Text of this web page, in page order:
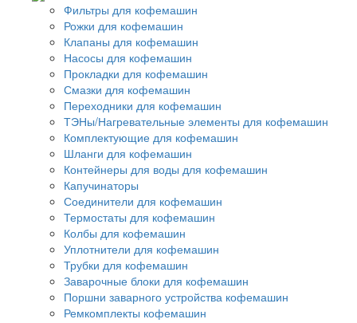
Фильтры для кофемашин
Рожки для кофемашин
Клапаны для кофемашин
Насосы для кофемашин
Прокладки для кофемашин
Смазки для кофемашин
Переходники для кофемашин
ТЭНы/Нагревательные элементы для кофемашин
Комплектующие для кофемашин
Шланги для кофемашин
Контейнеры для воды для кофемашин
Капучинаторы
Соединители для кофемашин
Термостаты для кофемашин
Колбы для кофемашин
Уплотнители для кофемашин
Трубки для кофемашин
Заварочные блоки для кофемашин
Поршни заварного устройства кофемашин
Ремкомплекты кофемашин